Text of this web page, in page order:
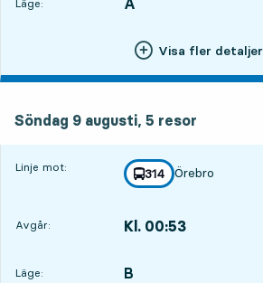
Läge:
LÄGE,
,
Visa fler detaljer
Söndag 9 augusti, 5 resor
Linje mot: linje
314
mot
Örebro
,
Avgår: Kl. 00:53
Läge:
LÄGE, B
,